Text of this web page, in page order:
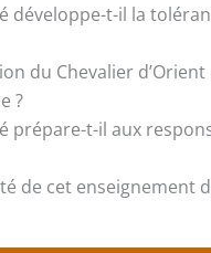
développe-t-il la
du Chevalier d’Orient
?
prépare-t-il aux
de cet enseignement